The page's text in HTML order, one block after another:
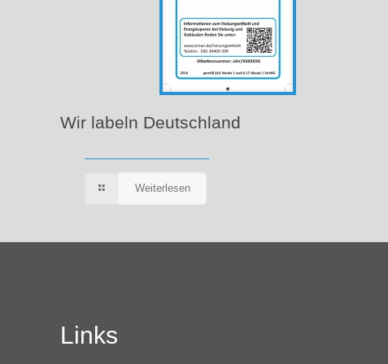
Wir labeln Deutschland
Weiterlesen
Links